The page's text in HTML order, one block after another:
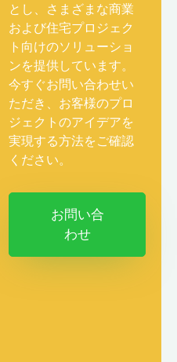
とし、さまざまな商業
および住宅プロジェク
ト向けのソリューショ
ンを提供しています。
今すぐお問い合わせい
ただき、お客様のプロ
ジェクトのアイデアを
実現する方法をご確認
ください。
お問い合
わせ